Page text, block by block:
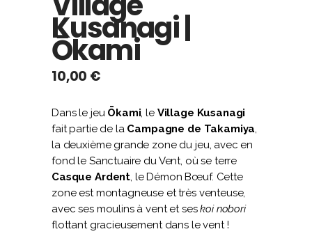
Kusanagi |
Ōkami
10,00 €
Dans le jeu Ōkami, le Village Kusanagi
fait partie de la Campagne de Takamiya,
la deuxième grande zone du jeu, avec en
fond le Sanctuaire du Vent, où se terre
Casque Ardent, le Démon Bœuf. Cette
zone est montagneuse et très venteuse,
avec ses moulins à vent et seskoi nobori
flottant gracieusement dans le vent !